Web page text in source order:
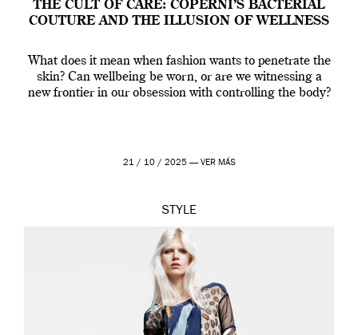
THE CULT OF CARE: COPERNI’S BACTERIAL
COUTURE AND THE ILLUSION OF WELLNESS
What does it mean when fashion wants to penetrate the
skin? Can wellbeing be worn, or are we witnessing a
new frontier in our obsession with controlling the body?
21 / 10 / 2025 — VER MÁS
STYLE